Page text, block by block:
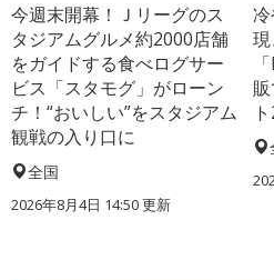
今週末開幕！Ｊリーグのス
タジアムグルメ約2000店舗
をガイドする食べログサー
ビス「スタモグ」がローン
チ！“おいしい”をスタジアム
観戦の入り口に
全国
2026年8月4日 14:50更新